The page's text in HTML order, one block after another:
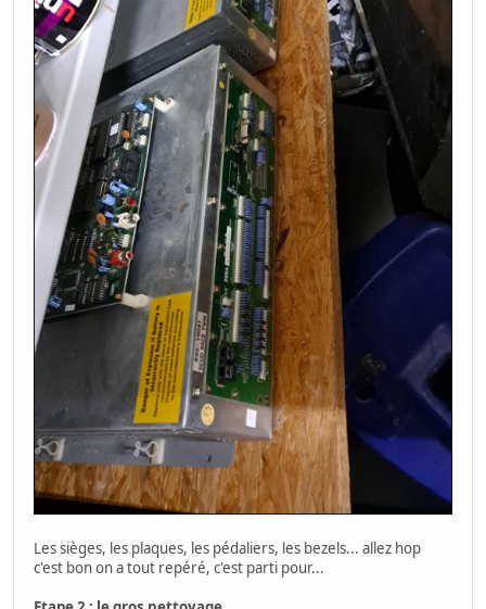
Les sièges, les plaques, les pédaliers, les bezels... allez hop
c'est bon on a tout repéré, c'est parti pour...